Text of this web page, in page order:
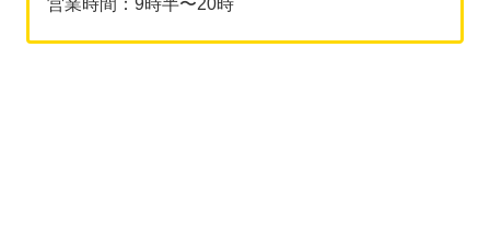
営業時間：9時半〜20時